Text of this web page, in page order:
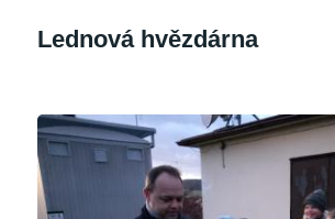
Lednová hvězdárna